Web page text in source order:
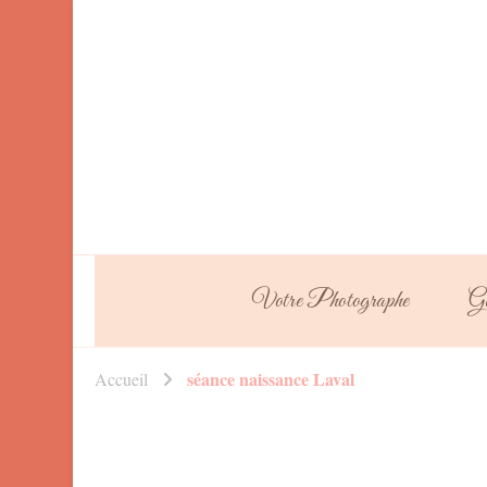
Votre Photographe
Accueil séance naissance Laval